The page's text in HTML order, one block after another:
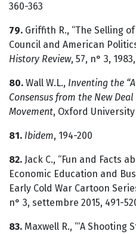
360-363
79. Griffith R., “The Selling
Council and American
History Review, 57, n° 3,
80. Wall W.L., Inventing the
Consensus from the New
Movement, Oxford
81. Ibidem, 194-200
82. Jack C., “Fun and Facts
Economic Education and
Early Cold War Cartoon
n° 3, settembre 2015, 491-
83. Maxwell R., “‘A Shooting